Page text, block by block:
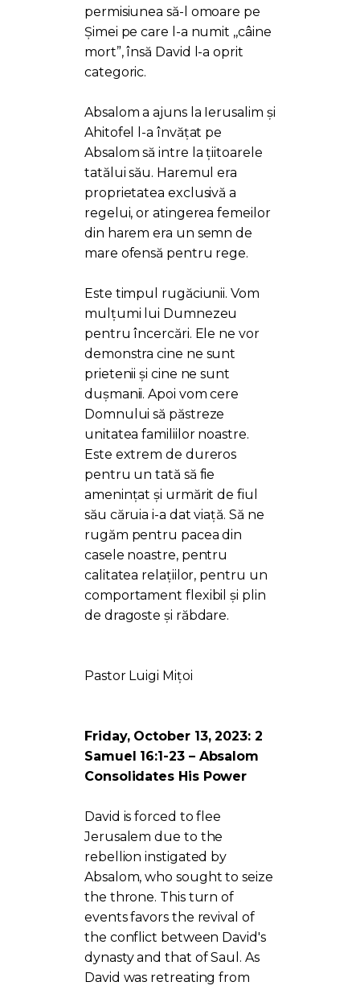
permisiunea să-l omoare pe
Șimei pe care l-a numit ,,câine
mort”, însă David l-a oprit
categoric.
Absalom a ajuns la Ierusalim și
Ahitofel l-a învățat pe
Absalom să intre la țiitoarele
tatălui său. Haremul era
proprietatea exclusivă a
regelui, or atingerea femeilor
din harem era un semn de
mare ofensă pentru rege.
Este timpul rugăciunii. Vom
mulțumi lui Dumnezeu
pentru încercări. Ele ne vor
demonstra cine ne sunt
prietenii și cine ne sunt
dușmanii. Apoi vom cere
Domnului să păstreze
unitatea familiilor noastre.
Este extrem de dureros
pentru un tată să fie
amenințat și urmărit de fiul
său căruia i-a dat viață. Să ne
rugăm pentru pacea din
casele noastre, pentru
calitatea relațiilor, pentru un
comportament flexibil și plin
de dragoste și răbdare.
Pastor Luigi Mițoi
Friday, October 13, 2023: 2
Samuel 16:1-23 – Absalom
Consolidates His Power
David is forced to flee
Jerusalem due to the
rebellion instigated by
Absalom, who sought to seize
the throne. This turn of
events favors the revival of
the conflict between David's
dynasty and that of Saul. As
David was retreating from